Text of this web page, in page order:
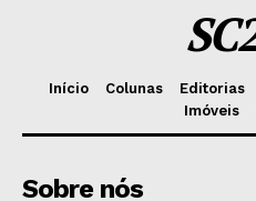
Início Colunas Editorias
Imóveis
Sobre nós